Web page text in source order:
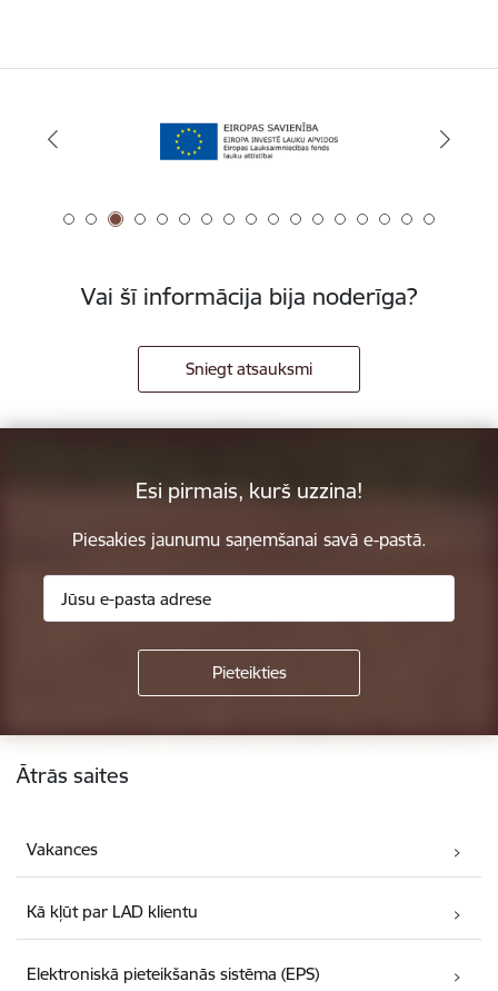
Vai šī informācija bija noderīga?
Sniegt atsauksmi
Esi pirmais, kurš uzzina!
Piesakies jaunumu saņemšanai savā e-pastā.
Kājene
Ātrās saites
Vakances
Kā kļūt par LAD klientu
Elektroniskā pieteikšanās sistēma (EPS)